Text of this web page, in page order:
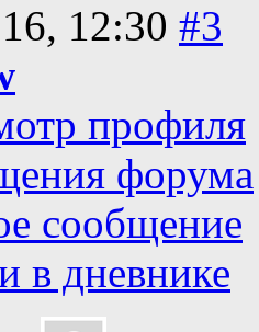
12:30 #3
профиля
форума
сообщение
в дневнике